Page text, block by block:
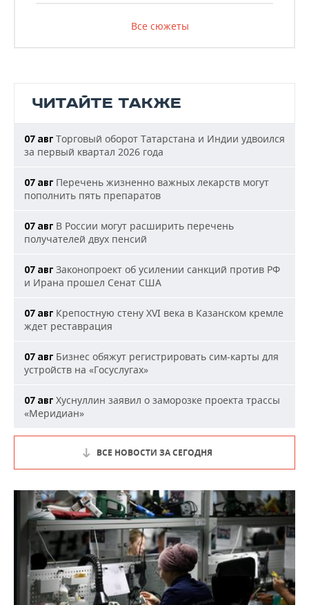
Все сюжеты
ЧИТАЙТЕ ТАКЖЕ
07 авг Торговый оборот Татарстана и Индии удвоился
за первый квартал 2026 года
07 авг Перечень жизненно важных лекарств могут
пополнить пять препаратов
07 авг В России могут расширить перечень
получателей двух пенсий
07 авг Законопроект об усилении санкций против РФ
и Ирана прошел Сенат США
07 авг Крепостную стену XVI века в Казанском кремле
ждет реставрация
07 авг Бизнес обяжут регистрировать сим-карты для
устройств на «Госуслугах»
07 авг Хуснуллин заявил о заморозке проекта трассы
«Меридиан»
ВСЕ НОВОСТИ ЗА СЕГОДНЯ